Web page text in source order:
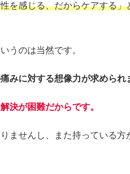
を感じる、だからケアする」
うのは当然です。
みに対する想像力が求められ
決が困難だからです。
ませんし、また持っている方